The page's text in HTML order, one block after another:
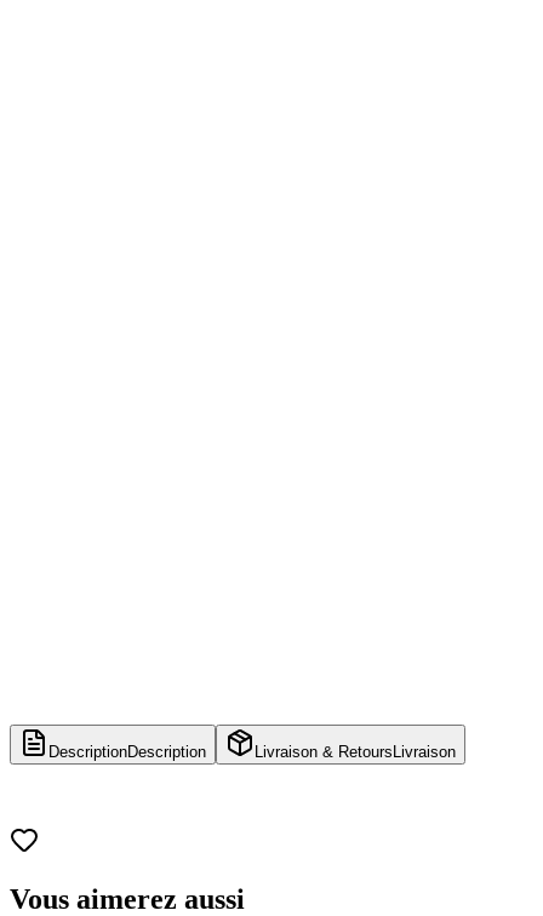
DescriptionDescription Livraison & Retours Livraison
Vous aimerez aussi